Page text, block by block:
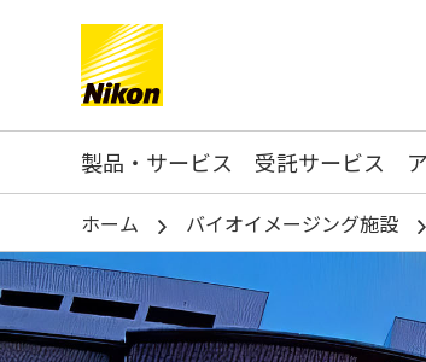
Search
製品・サービス 受託サービス
ホーム バイオイメージング施設